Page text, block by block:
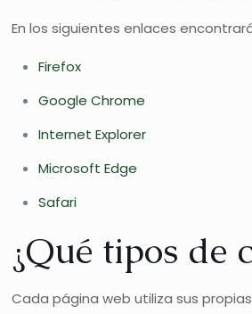
En los siguientes enlaces
Firefox
Google Chrome
Internet Explorer
Microsoft Edge
Safari
¿Qué tipos de
Cada página web utiliza sus